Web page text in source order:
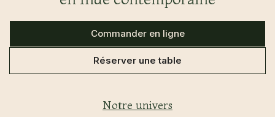
Commander en ligne
Réserver une table
Notre univers